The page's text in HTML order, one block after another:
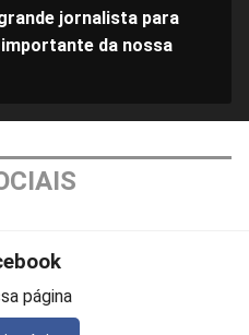
jornalista para
da nossa
página